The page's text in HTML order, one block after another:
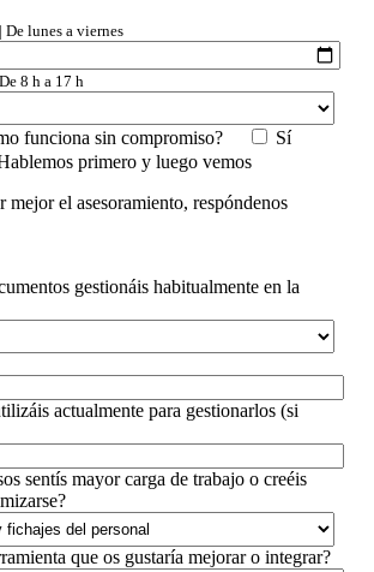
| De lunes a viernes
8 h a 17 h
funciona sin compromiso?
Sí
primero y luego vemos
mejor el asesoramiento, respóndenos
gestionáis habitualmente en la
actualmente para gestionarlos (si
sentís mayor carga de trabajo o creéis
que os gustaría mejorar o integrar?